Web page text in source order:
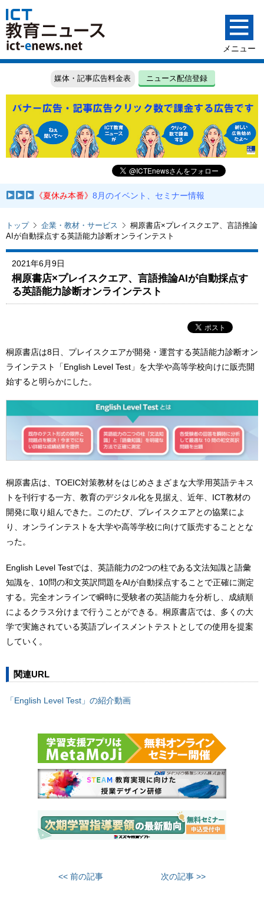
媒体・記事広告料金表 ニュース配信登録
《夏休み本番》8月のイベント、セミナー情報
トップ 企業・教材・サービス
桐原書店×プレイスクエア、言語推論
AIが自動採点する英語能力診断オンラインテスト
2021年6月9日
桐原書店×プレイスクエア、言語推論AIが自動採点す
る英語能力診断オンラインテスト
桐原書店は8日、プレイスクエアが開発・運営する英語能力診断オン
ラインテスト「English Level Test」を大学や高等学校向けに販売開
始すると明らかにした。
桐原書店は、TOEIC対策教材をはじめさまざまな大学用英語テキス
トを刊行する一方、教育のデジタル化を見据え、近年、ICT教材の
開発に取り組んできた。このたび、プレイスクエアとの協業によ
り、オンラインテストを大学や高等学校に向けて販売することとな
った。
English Level Testでは、英語能力の2つの柱である文法知識と語彙
知識を、10問の和文英訳問題をAIが自動採点することで正確に測定
する。完全オンラインで瞬時に受験者の英語能力を分析し、成績順
によるクラス分けまで行うことができる。桐原書店では、多くの大
学で実施されている英語プレイスメントテストとしての使用を提案
していく。
関連URL
「English Level Test」の紹介動画
<< 前の記事 次の記事 >>